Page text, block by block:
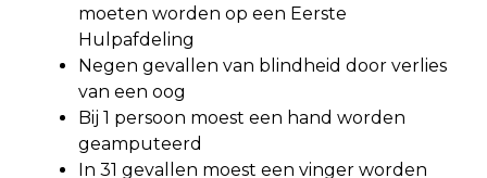
moeten worden op een Eerste
Hulpafdeling
Negen gevallen van blindheid door verlies
van een oog
Bij 1 persoon moest een hand worden
geamputeerd
In 31 gevallen moest een vinger worden